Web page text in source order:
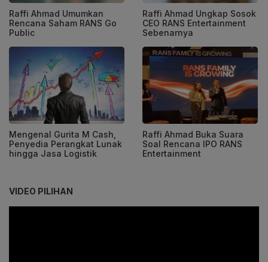
Raffi Ahmad Umumkan
Rencana Saham RANS Go
Public
Raffi Ahmad Ungkap Sosok
CEO RANS Entertainment
Sebenarnya
Mengenal Gurita M Cash,
Penyedia Perangkat Lunak
hingga Jasa Logistik
Raffi Ahmad Buka Suara
Soal Rencana IPO RANS
Entertainment
VIDEO PILIHAN